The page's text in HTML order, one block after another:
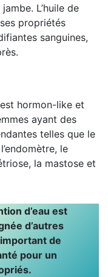
L’huile de
propriétés
sanguines,
hormon-like et
ayant des
telles que le
le
la mastose et
d’eau est
d’autres
de
pour un